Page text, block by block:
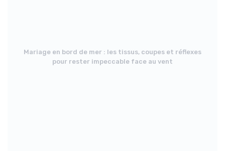
Mariage en bord de mer : les tissus, coupes et réflexes
pour rester impeccable face au vent